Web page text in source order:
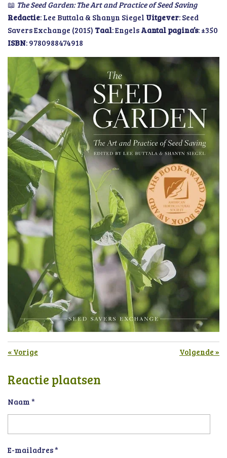
📖 The Seed Garden: The Art and Practice of Seed Saving
Redactie: Lee Buttala & Shanyn Siegel Uitgever: Seed
Savers Exchange (2015) Taal: Engels Aantal pagina’s: ±350
ISBN: 9780988474918
« Vorige Volgende »
Reactie plaatsen
Naam *
E-mailadres *